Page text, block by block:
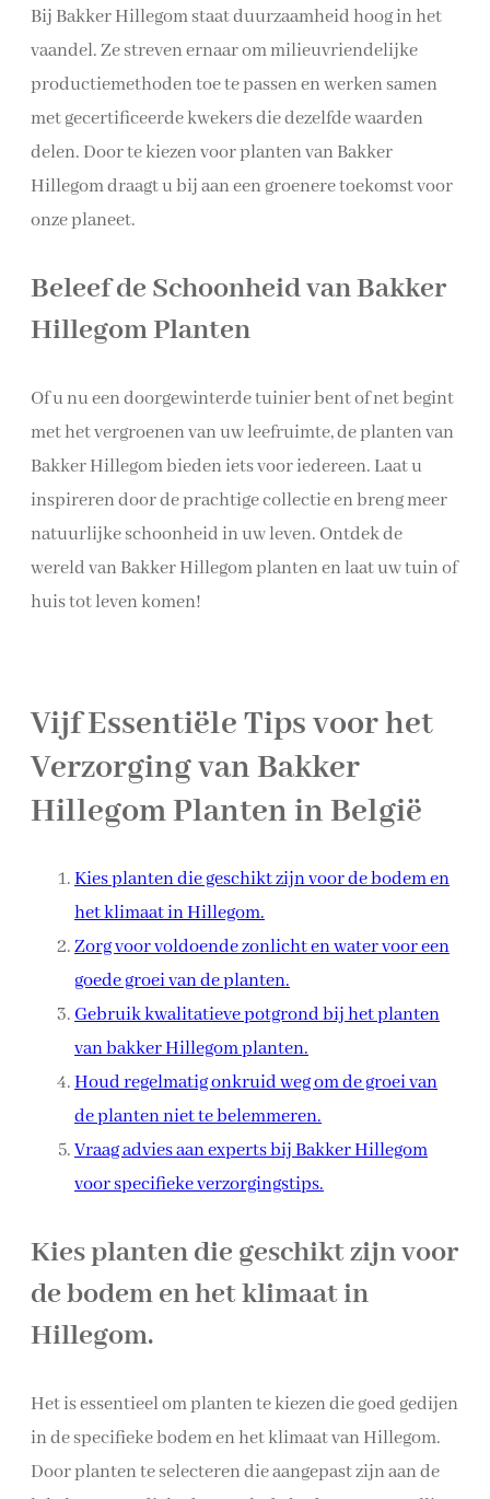
Bij Bakker Hillegom staat duurzaamheid hoog in het
vaandel. Ze streven ernaar om milieuvriendelijke
productiemethoden toe te passen en werken samen
met gecertificeerde kwekers die dezelfde waarden
delen. Door te kiezen voor planten van Bakker
Hillegom draagt u bij aan een groenere toekomst voor
onze planeet.
Beleef de Schoonheid van Bakker
Hillegom Planten
Of u nu een doorgewinterde tuinier bent of net begint
met het vergroenen van uw leefruimte, de planten van
Bakker Hillegom bieden iets voor iedereen. Laat u
inspireren door de prachtige collectie en breng meer
natuurlijke schoonheid in uw leven. Ontdek de
wereld van Bakker Hillegom planten en laat uw tuin of
huis tot leven komen!
Vijf Essentiële Tips voor het
Verzorging van Bakker
Hillegom Planten in België
Kies planten die geschikt zijn voor de bodem en
het klimaat in Hillegom.
Zorg voor voldoende zonlicht en water voor een
goede groei van de planten.
Gebruik kwalitatieve potgrond bij het planten
van bakker Hillegom planten.
Houd regelmatig onkruid weg om de groei van
de planten niet te belemmeren.
Vraag advies aan experts bij Bakker Hillegom
voor specifieke verzorgingstips.
Kies planten die geschikt zijn voor
de bodem en het klimaat in
Hillegom.
Het is essentieel om planten te kiezen die goed gedijen
in de specifieke bodem en het klimaat van Hillegom.
Door planten te selecteren die aangepast zijn aan de